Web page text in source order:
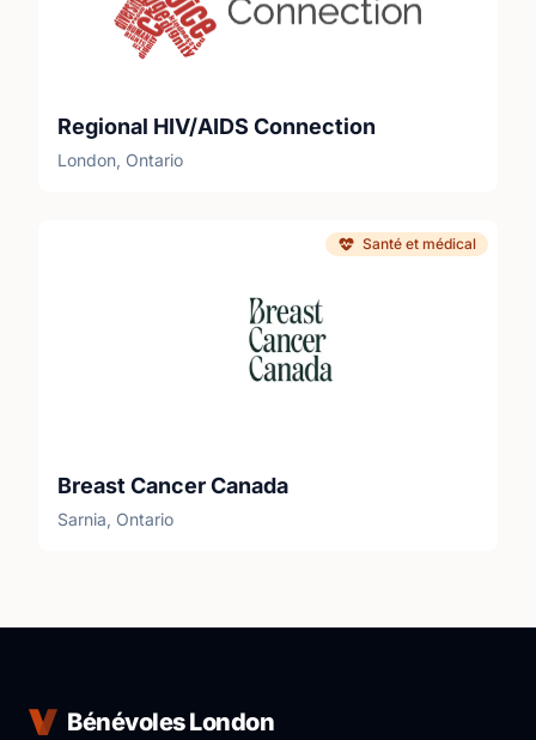
Regional HIV/AIDS Connection
London, Ontario
Santé et médical
Breast Cancer Canada
Sarnia, Ontario
Bénévoles London